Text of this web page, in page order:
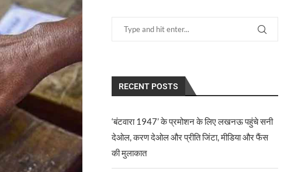
RECENT POSTS
‘बंटवारा 1947’ के प्रमोशन के लिए लखनऊ पहुंचे सनी
देओल, करण देओल और प्रीति जिंटा, मीडिया और फैंस
की मुलाकात